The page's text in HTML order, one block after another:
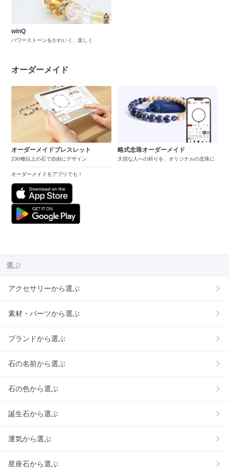
winQ
パワーストーンをかわいく、楽しく
オーダーメイド
オーダーメイドブレスレット
230種以上の石で自由にデザイン
オーダーメイドをアプリでも！
略式念珠オーダーメイド
大切な人への祈りを、オリジナルの念珠に
選ぶ
アクセサリーから選ぶ
素材・パーツから選ぶ
ブランドから選ぶ
石の名前から選ぶ
石の色から選ぶ
誕生石から選ぶ
運気から選ぶ
星座石から選ぶ